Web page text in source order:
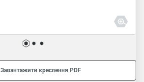
Завантажити креслення PDF